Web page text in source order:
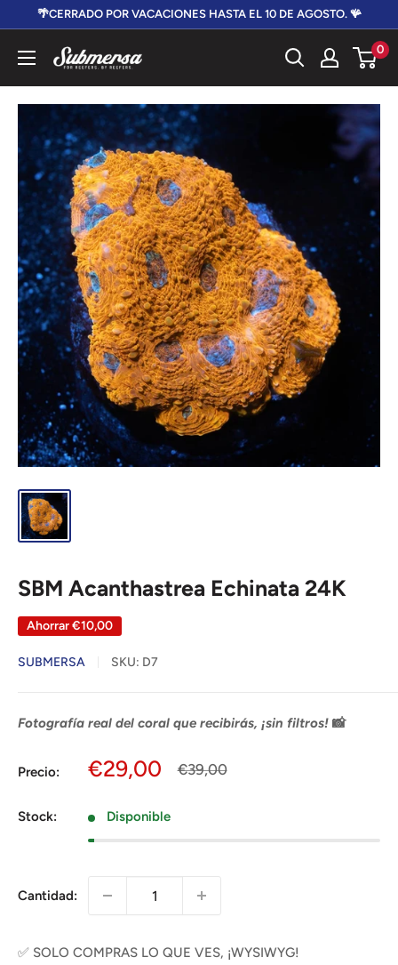
contenido
🌴CERRADO POR VACACIONES HASTA EL 10 DE AGOSTO. 🪸
Submersa 0
SBM Acanthastrea Echinata 24K
Ahorrar€10,00
SUBMERSA SKU: D7
Fotografía real del coral que recibirás, ¡sin filtros! 📸
Precio:
Precio
venta
€29,00
Precio
€39,00
Stock: Disponible
Cantidad:
✅ SOLO COMPRAS LO QUE VES, ¡WYSIWYG!